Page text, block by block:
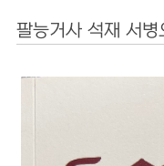
팔능거사 석재 서